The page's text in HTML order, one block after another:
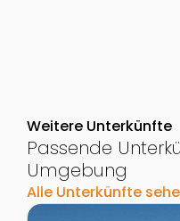
Weitere Unterkünfte
Passende
Umgebung
Alle Unterkünfte
Zur Detailseite von